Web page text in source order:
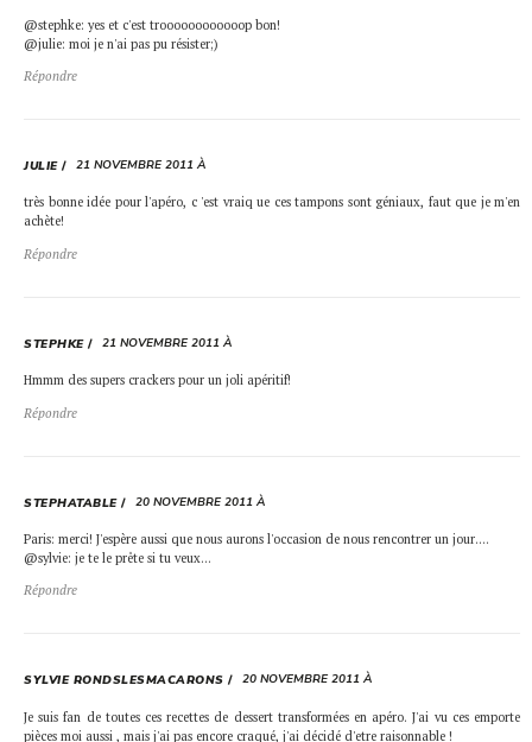
@stephke: yes et c'est troooooooooooop bon!
@julie: moi je n'ai pas pu résister;)
Répondre
JULIE 21 NOVEMBRE 2011 À
très bonne idée pour l'apéro, c 'est vraiq ue ces tampons sont géniaux, faut que je m'en
achète!
Répondre
STEPHKE 21 NOVEMBRE 2011 À
Hmmm des supers crackers pour un joli apéritif!
Répondre
STEPHATABLE 20 NOVEMBRE 2011 À
Paris: merci! J'espère aussi que nous aurons l'occasion de nous rencontrer un jour….
@sylvie: je te le prête si tu veux…
Répondre
SYLVIE RONDSLESMACARONS 20 NOVEMBRE 2011 À
Je suis fan de toutes ces recettes de dessert transformées en apéro. J'ai vu ces emporte
pièces moi aussi , mais j'ai pas encore craqué, j'ai décidé d'etre raisonnable !